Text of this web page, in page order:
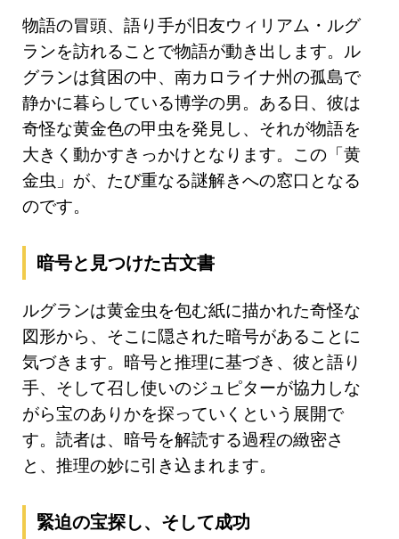
物語の冒頭、語り手が旧友ウィリアム・ルグ
ランを訪れることで物語が動き出します。ル
グランは貧困の中、南カロライナ州の孤島で
静かに暮らしている博学の男。ある日、彼は
奇怪な黄金色の甲虫を発見し、それが物語を
大きく動かすきっかけとなります。この「黄
金虫」が、たび重なる謎解きへの窓口となる
のです。
暗号と見つけた古文書
ルグランは黄金虫を包む紙に描かれた奇怪な
図形から、そこに隠された暗号があることに
気づきます。暗号と推理に基づき、彼と語り
手、そして召し使いのジュピターが協力しな
がら宝のありかを探っていくという展開で
す。読者は、暗号を解読する過程の緻密さ
と、推理の妙に引き込まれます。
緊迫の宝探し、そして成功